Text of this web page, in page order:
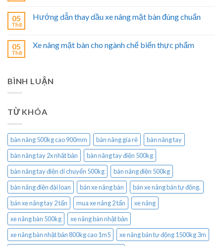
05
Th8
Hướng dẫn thay dầu xe nâng mặt bàn đúng chuẩn
05
Th8
Xe nâng mặt bàn cho ngành chế biến thực phẩm
BÌNH LUẬN
TỪ KHÓA
bàn nâng 500kg cao 900mm bàn nâng gía rẻ
bàn nâng tay
bàn nâng tay 2x nhật bản
bàn nâng tay điện 500kg
bàn nâng tay điện di chuyển 500kg
bàn nâng điện 500kg
bàn nâng điện đài loan
bán xe nâng bàn
bán xe nâng bán tự động.
bán xe nâng tay 2 tấn
mua xe nâng 2 tấn
xe nâng
xe nâng bàn 500kg
xe nâng bàn nhật bản
xe nâng bàn nhật bản 800kg cao 1m5
xe nâng bán tự động 1500kg 3m